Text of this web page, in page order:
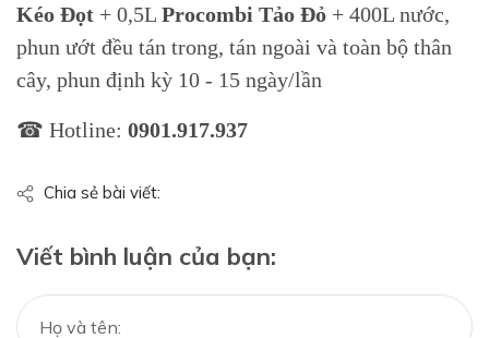
Kéo Đọt + 0,5L Procombi Tảo Đỏ + 400L nước,
phun ướt đều tán trong, tán ngoài và toàn bộ thân
cây, phun định kỳ 10 - 15 ngày/lần
☎ Hotline: 0901.917.937
Chia sẻ bài viết:
Viết bình luận của bạn: